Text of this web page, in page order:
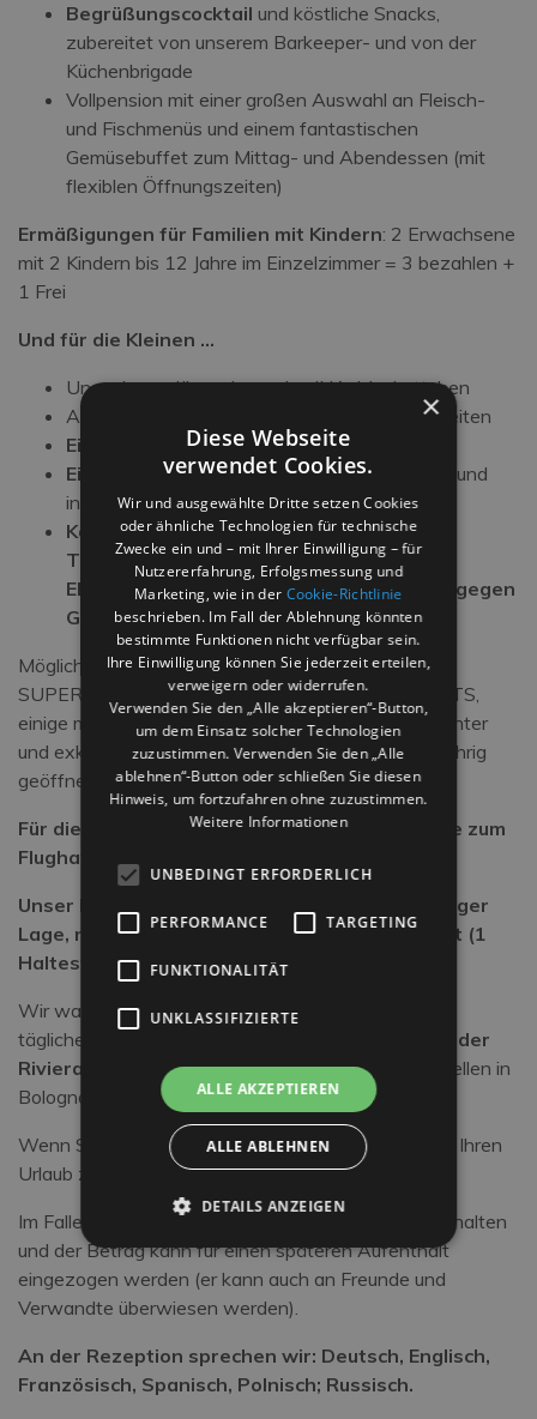
Begrüßungscocktail und köstliche Snacks,
zubereitet von unserem Barkeeper- und von der
Küchenbrigade
Vollpension mit einer großen Auswahl an Fleisch-
und Fischmenüs und einem fantastischen
Gemüsebuffet zum Mittag- und Abendessen (mit
flexiblen Öffnungszeiten)
Ermäßigungen für Familien mit Kindern: 2 Erwachsene
mit 2 Kindern bis 12 Jahre im Einzelzimmer = 3 bezahlen +
1 Frei
Und für die Kleinen …
Unser legendäres singendes INA-Maskottchen
Animation und
während der Mahlzeiten
Ein Geschenkfür alle Kinder bei der Ankunft
Ein Spielzimmerfür Kinder, TV mit Cartoons und
interaktive Spiele (auch für Erwachsene)
Kostenlose Nutzung von City Bikes und 2
Tandems sowie die Möglichkeit, 3
Elektrofahrräder mit Tretunterstützung (gegen
Gebühr),
Möglichkeit zur Buchung von kürzlich renovierten
SUPERIOR-Zimmern und SUITEN/APPARTEMENTS,
einige mit wunderschönem Meerblick, alle mit eleganter
und exklusiver Ausstattung und Kochnische, ganzjährig
geöffnet.
Für die Saison 2026 sind bereits mehrere Flüge zum
Flughafen Rimini bestätigt.
Unser Hotel befindet sich in strategisch günstiger
Lage, nur 1,3 km vom Flughafen Rimini entfernt (1
Haltestelle mit der Métromare).
Wir warten auf die Bestätigung der Termine für die
tägliche
Zugverbindung zwischen München und der
Riviera.
(Zielort Riccione und Cattolica, mit Haltestellen in
Bologna, Cesena und Rimini)
Wenn Sie das Hotel dei Platani buchen, können Sie Ihren
Urlaub zum gewünschten Zeitpunkt verschieben
Im Falle einer Stornierung wird die Anzahlung einbehalten
und der Betrag kann für einen späteren Aufenthalt
eingezogen werden (er kann auch an Freunde und
Verwandte überwiesen werden).
An der Rezeption sprechen wir: Deutsch, Englisch,
Französisch, Spanisch, Polnisch; Russisch.
×
Diese Webseite
verwendet Cookies.
Wir und ausgewählte Dritte setzen Cookies
oder ähnliche Technologien für technische
Zwecke ein und – mit Ihrer Einwilligung – für
Nutzererfahrung, Erfolgsmessung und
Marketing, wie in der Cookie-Richtlinie
beschrieben. Im Fall der Ablehnung könnten
bestimmte Funktionen nicht verfügbar sein.
Ihre Einwilligung können Sie jederzeit erteilen,
verweigern oder widerrufen.
Verwenden Sie den „Alle akzeptieren“-Button,
um dem Einsatz solcher Technologien
zuzustimmen. Verwenden Sie den „Alle
ablehnen“-Button oder schließen Sie diesen
Hinweis, um fortzufahren ohne zuzustimmen.
Weitere Informationen
UNBEDINGT ERFORDERLICH
PERFORMANCE TARGETING
FUNKTIONALITÄT
UNKLASSIFIZIERTE
ALLE AKZEPTIEREN
ALLE ABLEHNEN
DETAILS ANZEIGEN